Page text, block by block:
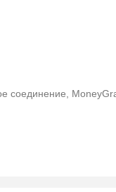
соединение,